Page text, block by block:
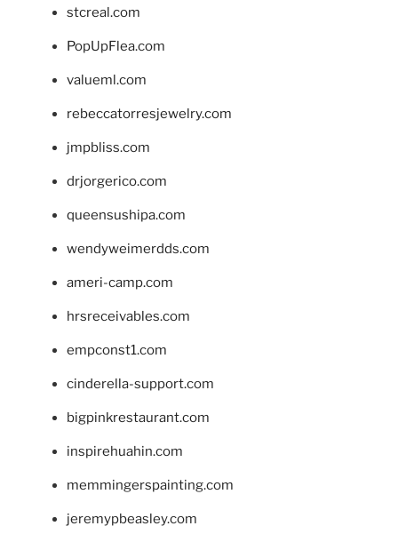
stcreal.com
PopUpFlea.com
valueml.com
rebeccatorresjewelry.com
jmpbliss.com
drjorgerico.com
queensushipa.com
wendyweimerdds.com
ameri-camp.com
hrsreceivables.com
empconst1.com
cinderella-support.com
bigpinkrestaurant.com
inspirehuahin.com
memmingerspainting.com
jeremypbeasley.com